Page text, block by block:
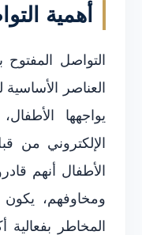
أهمية
التواصل
العناصر
يواجهها
الإلكتروني من
الأطفال أنهم
ومخاوفهم، يكون
المخاطر